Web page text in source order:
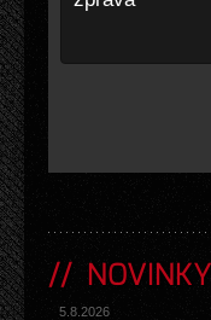
5.8.2026